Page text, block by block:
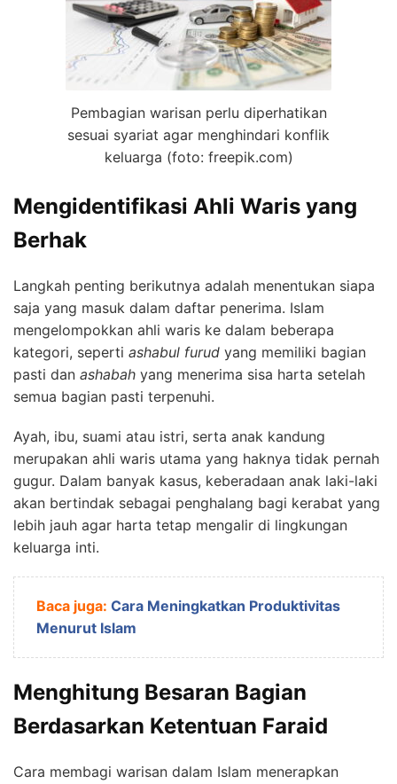
Pembagian warisan perlu diperhatikan
sesuai syariat agar menghindari konflik
keluarga (foto: freepik.com)
Mengidentifikasi Ahli Waris yang
Berhak
Langkah penting berikutnya adalah menentukan siapa
saja yang masuk dalam daftar penerima. Islam
mengelompokkan ahli waris ke dalam beberapa
kategori, seperti ashabul furud yang memiliki bagian
pasti dan ashabah yang menerima sisa harta setelah
semua bagian pasti terpenuhi.
Ayah, ibu, suami atau istri, serta anak kandung
merupakan ahli waris utama yang haknya tidak pernah
gugur. Dalam banyak kasus, keberadaan anak laki-laki
akan bertindak sebagai penghalang bagi kerabat yang
lebih jauh agar harta tetap mengalir di lingkungan
keluarga inti.
Baca juga: Cara Meningkatkan Produktivitas
Menurut Islam
Menghitung Besaran Bagian
Berdasarkan Ketentuan Faraid
Cara membagi warisan dalam Islam menerapkan